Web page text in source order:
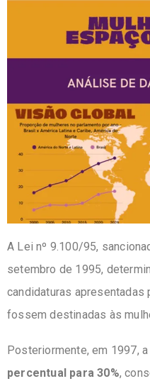
A Lei nº 9.100/95,
setembro de 1995,
candidaturas
fossem destinadas às
Posteriormente, em 1997,
percentual para 30%,